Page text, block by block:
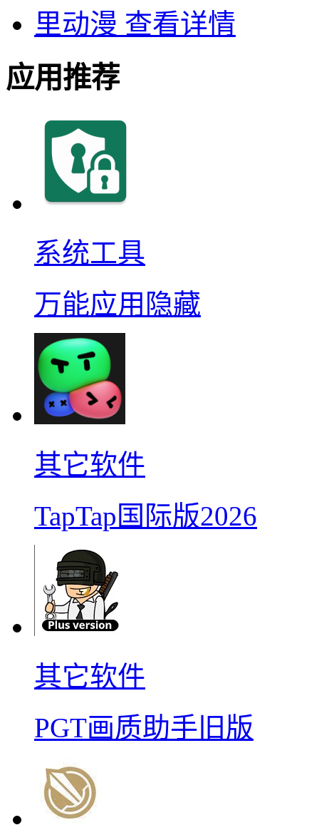
里动漫 查看详情
应用推荐
系统工具
万能应用隐藏
其它软件
TapTap国际版2026
其它软件
PGT画质助手旧版